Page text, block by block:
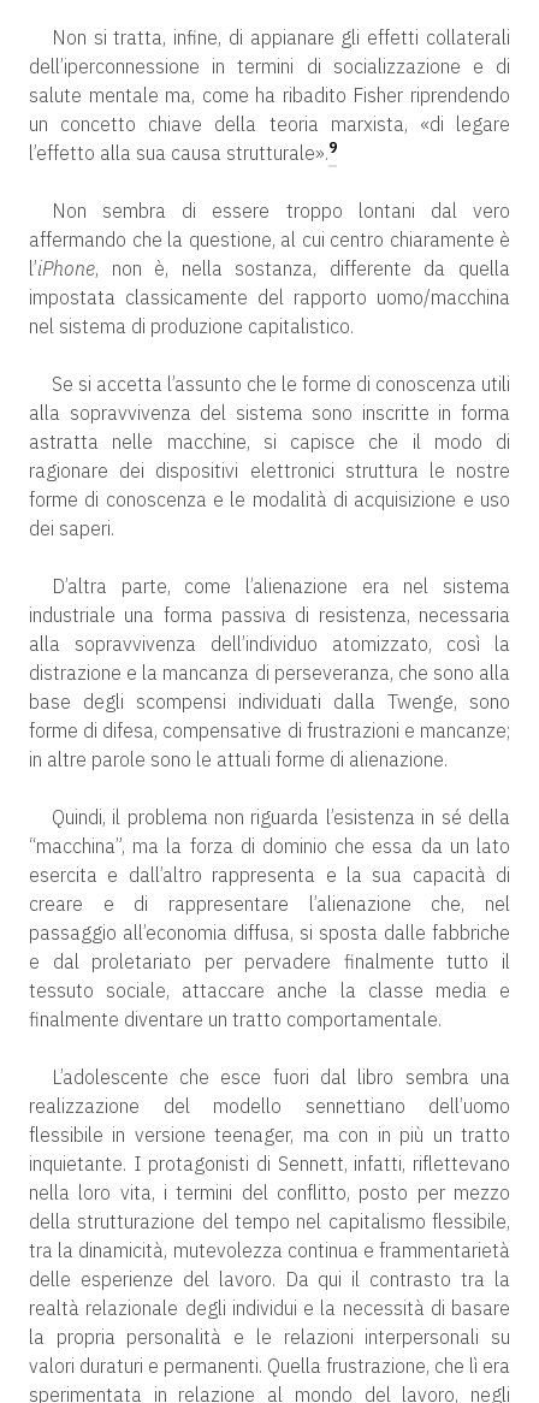
Non si tratta, infine, di appianare gli effetti collaterali
dell’iperconnessione in termini di socializzazione e di
salute mentale ma, come ha ribadito Fisher riprendendo
un concetto chiave della teoria marxista, «di legare
l’effetto alla sua causa strutturale».9
Non sembra di essere troppo lontani dal vero
affermando che la questione, al cui centro chiaramente è
l’iPhone, non è, nella sostanza, differente da quella
impostata classicamente del rapporto uomo/macchina
nel sistema di produzione capitalistico.
Se si accetta l’assunto che le forme di conoscenza utili
alla sopravvivenza del sistema sono inscritte in forma
astratta nelle macchine, si capisce che il modo di
ragionare dei dispositivi elettronici struttura le nostre
forme di conoscenza e le modalità di acquisizione e uso
dei saperi.
D’altra parte, come l’alienazione era nel sistema
industriale una forma passiva di resistenza, necessaria
alla sopravvivenza dell’individuo atomizzato, così la
distrazione e la mancanza di perseveranza, che sono alla
base degli scompensi individuati dalla Twenge, sono
forme di difesa, compensative di frustrazioni e mancanze;
in altre parole sono le attuali forme di alienazione.
Quindi, il problema non riguarda l’esistenza in sé della
“macchina”, ma la forza di dominio che essa da un lato
esercita e dall’altro rappresenta e la sua capacità di
creare e di rappresentare l’alienazione che, nel
passaggio all’economia diffusa, si sposta dalle fabbriche
e dal proletariato per pervadere finalmente tutto il
tessuto sociale, attaccare anche la classe media e
finalmente diventare un tratto comportamentale.
L’adolescente che esce fuori dal libro sembra una
realizzazione del modello sennettiano dell’uomo
flessibile in versione teenager, ma con in più un tratto
inquietante. I protagonisti di Sennett, infatti, riflettevano
nella loro vita, i termini del conflitto, posto per mezzo
della strutturazione del tempo nel capitalismo flessibile,
tra la dinamicità, mutevolezza continua e frammentarietà
delle esperienze del lavoro. Da qui il contrasto tra la
realtà relazionale degli individui e la necessità di basare
la propria personalità e le relazioni interpersonali su
valori duraturi e permanenti. Quella frustrazione, che lì era
sperimentata in relazione al mondo del lavoro, negli